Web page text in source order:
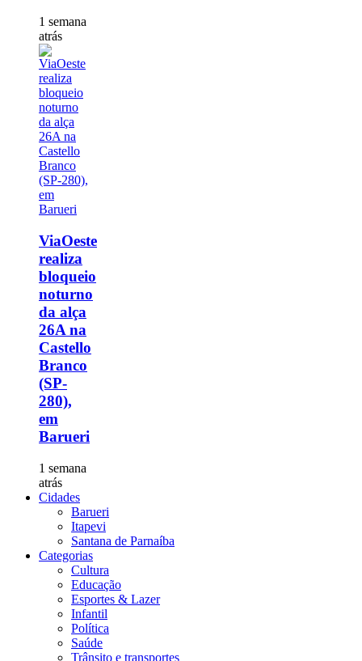
1 semana
atrás
ViaOeste
realiza
bloqueio
noturno
da alça
26A na
Castello
Branco
(SP-
280),
em
Barueri
1 semana
atrás
Cidades
Barueri
Itapevi
Santana de Parnaíba
Categorias
Cultura
Educação
Esportes & Lazer
Infantil
Política
Saúde
Trânsito e transportes